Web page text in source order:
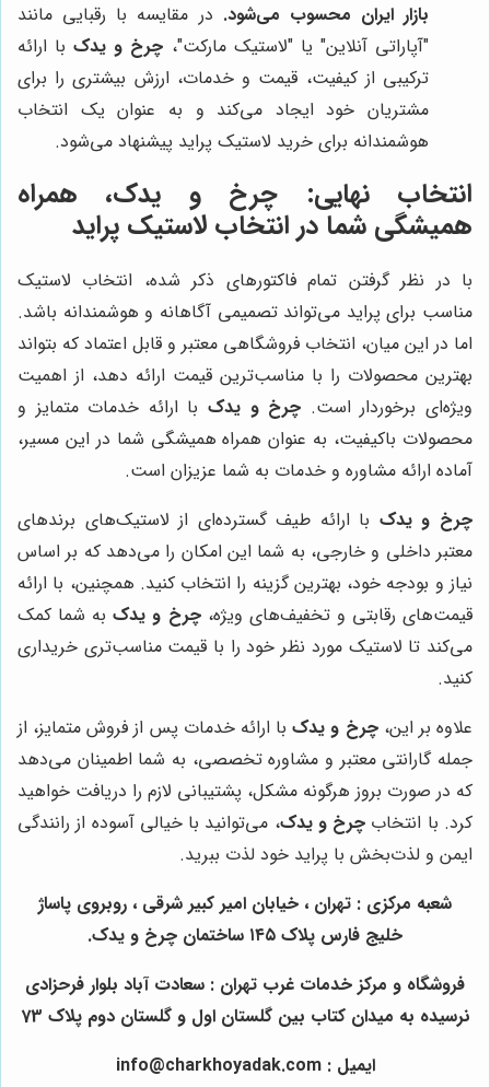
بازار ایران محسوب می‌شود. در مقایسه با رقبایی مانند
"آپاراتی آنلاین" یا "لاستیک مارکت"، چرخ و یدکبا ارائه
ترکیبی از کیفیت، قیمت و خدمات، ارزش بیشتری را برای
مشتریان خود ایجاد می‌کند و به عنوان یک انتخاب
هوشمندانه برای خرید لاستیک پراید پیشنهاد می‌شود.
انتخاب نهایی: چرخ و یدک، همراه
همیشگی شما در انتخاب لاستیک پراید
با در نظر گرفتن تمام فاکتورهای ذکر شده، انتخاب لاستیک
مناسب برای پراید می‌تواند تصمیمی آگاهانه و هوشمندانه باشد.
اما در این میان، انتخاب فروشگاهی معتبر و قابل اعتماد که بتواند
بهترین محصولات را با مناسب‌ترین قیمت ارائه دهد، از اهمیت
ویژه‌ای برخوردار است. چرخ و یدک با ارائه خدمات متمایز و
محصولات باکیفیت، به عنوان همراه همیشگی شما در این مسیر،
آماده ارائه مشاوره و خدمات به شما عزیزان است.
چرخ و یدک با ارائه طیف گسترده‌ای از لاستیک‌های برندهای
معتبر داخلی و خارجی، به شما این امکان را می‌دهد که بر اساس
نیاز و بودجه خود، بهترین گزینه را انتخاب کنید. همچنین، با ارائه
قیمت‌های رقابتی و تخفیف‌های ویژه،چرخ و یدکبه شما کمک
می‌کند تا لاستیک مورد نظر خود را با قیمت مناسب‌تری خریداری
کنید.
علاوه بر این،چرخ و یدکبا ارائه خدمات پس از فروش متمایز، از
جمله گارانتی معتبر و مشاوره تخصصی، به شما اطمینان می‌دهد
که در صورت بروز هرگونه مشکل، پشتیبانی لازم را دریافت خواهید
کرد. با انتخاب چرخ و یدک، می‌توانید با خیالی آسوده از رانندگی
ایمن و لذت‌بخش با پراید خود لذت ببرید.
شعبه مرکزی : تهران ، خیابان امیر کبیر شرقی ، روبروی پاساژ
خلیج فارس پلاک ۱۴۵ ساختمان چرخ و یدک.
فروشگاه و مرکز خدمات غرب تهران : سعادت آباد بلوار فرحزادی
نرسیده به میدان کتاب بین گلستان اول و گلستان دوم پلاک 73
ایمیل : info@charkhoyadak.com